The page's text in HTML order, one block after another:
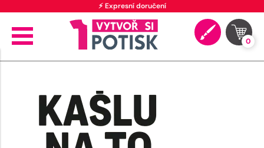
⚡ Expresní doručení
0